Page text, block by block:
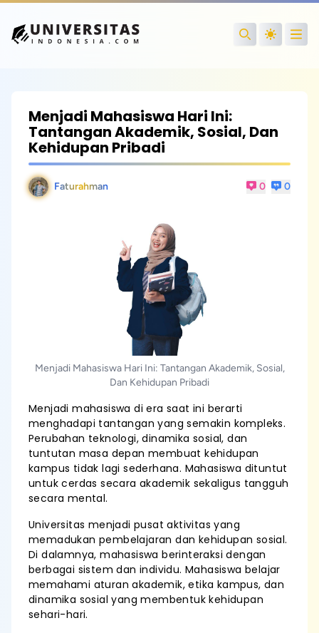
Search
Menjadi Mahasiswa Hari Ini:
Tantangan Akademik, Sosial, Dan
Kehidupan Pribadi
Faturahman 0 0
Menjadi Mahasiswa Hari Ini: Tantangan Akademik, Sosial,
Dan Kehidupan Pribadi
Menjadi mahasiswa di era saat ini berarti
menghadapi tantangan yang semakin kompleks.
Perubahan teknologi, dinamika sosial, dan
tuntutan masa depan membuat kehidupan
kampus tidak lagi sederhana. Mahasiswa dituntut
untuk cerdas secara akademik sekaligus tangguh
secara mental.
Universitas menjadi pusat aktivitas yang
memadukan pembelajaran dan kehidupan sosial.
Di dalamnya, mahasiswa berinteraksi dengan
berbagai sistem dan individu. Mahasiswa belajar
memahami aturan akademik, etika kampus, dan
dinamika sosial yang membentuk kehidupan
sehari-hari.